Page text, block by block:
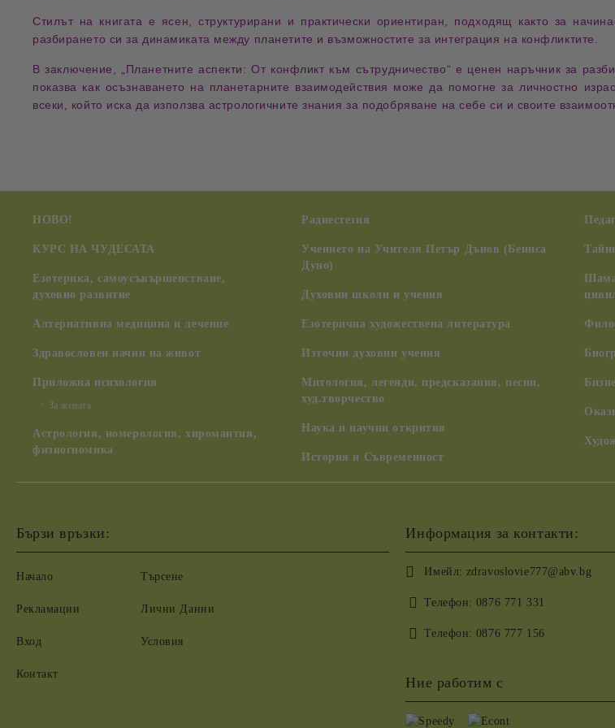
Стилът на книгата е ясен, структурирани и практически ориентиран , подходящ както за
разбирането си за динамиката между планетите и възможностите за интеграция на конфликтите
В заключение, „Планетните аспекти: От конфликт към сътрудничество“ е ценен наръчник за
показва как осъзнаването на планетарните взаимодействия може да помогне за личностно
всеки, който иска да използва астрологичните знания за подобряване на себе си и своите
НОВО!
КУРС НА ЧУДЕСАТА
Езотерика, самоусъвършенстване,
духовно развитие
Алтернативна медицина и лечение
Здравословен начин на живот
Приложна психология
За жената
Астрология, номерология, хиромантия,
физиогномика
Радиестезия
Учението на Учителя Петър Дънов (Беинса
Дуно)
Духовни школи и учения
Езотерична художествена литература
Източни духовни учения
Митология, легенди, предсказания, песни,
худ.творчество
Наука и научни открития
История и Съвременност
Бързи връзки:
Начало
Рекламации
Вход
Контакт
Търсене
Лични Данни
Условия
Информация за контакти:
Имейл: zdravoslovie777@abv.bg
Телефон: 0876 771 331
Телефон: 0876 777 156
Ние работим с